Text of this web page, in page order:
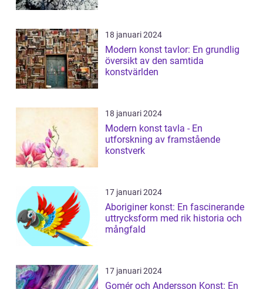
18 januari 2024
Modern konst tavlor: En grundlig
översikt av den samtida
konstvärlden
18 januari 2024
Modern konst tavla - En
utforskning av framstående
konstverk
17 januari 2024
Aboriginer konst: En fascinerande
uttrycksform med rik historia och
mångfald
17 januari 2024
Gomér och Andersson Konst: En